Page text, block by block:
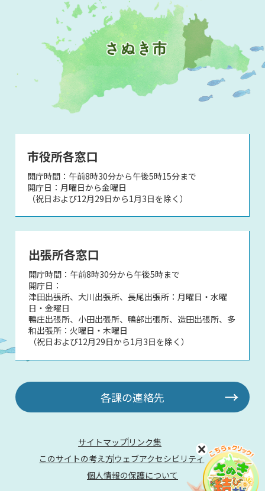
市役所各窓口
開庁時間：午前8時30分から午後5時15分まで
開庁日：月曜日から金曜日
（祝日および12月29日から1月3日を除く）
出張所各窓口
開庁時間：午前8時30分から午後5時まで
開庁日：
津田出張所、大川出張所、長尾出張所：月曜日・水曜
日・金曜日
鴨庄出張所、小田出張所、鴨部出張所、造田出張所、多
和出張所：火曜日・木曜日
（祝日および12月29日から1月3日を除く）
各課の連絡先
サイトマップ リンク集
このサイトの考え方ウェブアクセシビリティ
個人情報の保護について